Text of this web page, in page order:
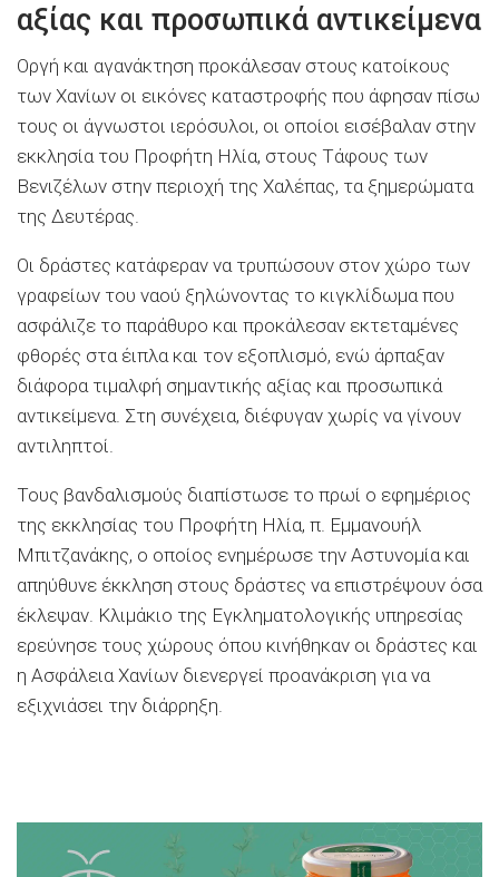
αξίας και προσωπικά αντικείμενα
Οργή και αγανάκτηση προκάλεσαν στους κατοίκους
των Χανίων οι εικόνες καταστροφής που άφησαν πίσω
τους οι άγνωστοι ιερόσυλοι, οι οποίοι εισέβαλαν στην
εκκλησία του Προφήτη Ηλία, στους Τάφους των
Βενιζέλων στην περιοχή της Χαλέπας, τα ξημερώματα
της Δευτέρας.
Οι δράστες κατάφεραν να τρυπώσουν στον χώρο των
γραφείων του ναού ξηλώνοντας το κιγκλίδωμα που
ασφάλιζε το παράθυρο και προκάλεσαν εκτεταμένες
φθορές στα έιπλα και τον εξοπλισμό, ενώ άρπαξαν
διάφορα τιμαλφή σημαντικής αξίας και προσωπικά
αντικείμενα. Στη συνέχεια, διέφυγαν χωρίς να γίνουν
αντιληπτοί.
Τους βανδαλισμούς διαπίστωσε το πρωί ο εφημέριος
της εκκλησίας του Προφήτη Ηλία, π. Εμμανουήλ
Μπιτζανάκης, ο οποίος ενημέρωσε την Αστυνομία και
απηύθυνε έκκληση στους δράστες να επιστρέψουν όσα
έκλεψαν. Κλιμάκιο της Εγκληματολογικής υπηρεσίας
ερεύνησε τους χώρους όπου κινήθηκαν οι δράστες και
η Ασφάλεια Χανίων διενεργεί προανάκριση για να
εξιχνιάσει την διάρρηξη.